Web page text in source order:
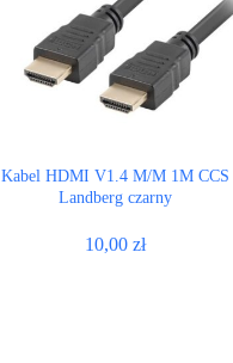
Kabel HDMI V1.4 M/­M 1M CCS
Landberg czarny
10,00zł